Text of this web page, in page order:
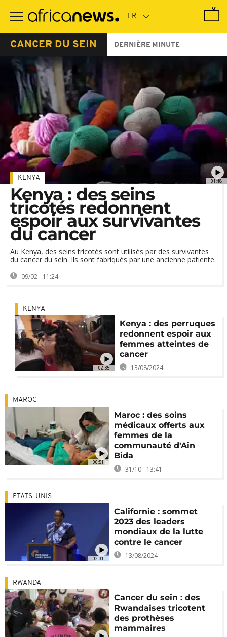
contenu
CANCER DU SEIN DERNIÈRE MINUTE
01:48
KENYA
Kenya : des seins
tricotés redonnent
espoir aux survivantes
du cancer
Au Kenya, des seins tricotés sont utilisés par des survivantes
du cancer du sein. Ils sont fabriqués par une ancienne patiente.
09/02 - 11:24
02:35
KENYA
Kenya : des perruques
redonnent espoir aux
femmes atteintes de
cancer
13/08/2024
00:51
MAROC
Maroc : des soins
médicaux offerts aux
femmes de la
communauté d'Ain
Bida
31/10 - 13:41
02:01
ETATS-UNIS
Californie : sommet
2023 des leaders
mondiaux de la lutte
contre le cancer
13/08/2024
RWANDA
Cancer du sein : des
Rwandaises tricotent
des prothèses
mammaires